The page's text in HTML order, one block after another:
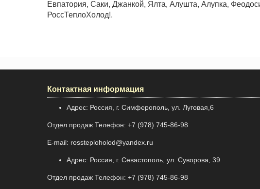
Евпатория, Саки, Джанкой, Ялта, Алушта, Алупка,
РоссТеплоХолод!.
Контактная информация
Адрес: Россия, г. Симферополь, ул. Луговая,6
Отдел продаж Телефон: +7 (978) 745-86-98
E-mail: rossteploholod@yandex.ru
Адрес: Россия, г. Севастополь, ул. Суворова, 39
Отдел продаж Телефон: +7 (978) 745-86-98